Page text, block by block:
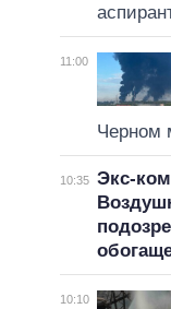
11:00
Черном
10:35 Экс-
10:10